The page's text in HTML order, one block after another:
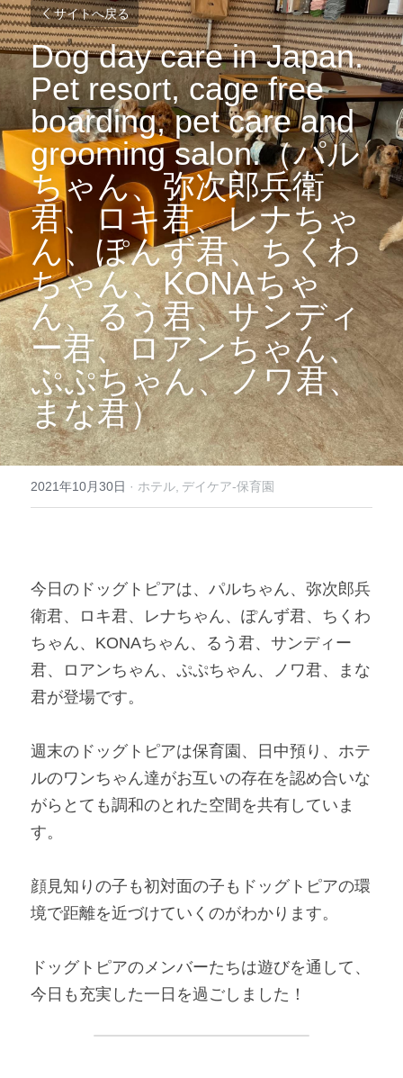
サイトへ戻る
Dog day care in Japan.
Pet resort, cage free
boarding, pet care and
grooming salon.（パル
ちゃん、弥次郎兵衛
君、ロキ君、レナちゃ
ん、ぽんず君、ちくわ
ちゃん、KONAちゃ
ん、るう君、サンディ
ー君、ロアンちゃん、
ぷぷちゃん、ノワ君、
まな君）
2021年10月30日 · ホテル, デイケア-保育園
今日のドッグトピアは、パルちゃん、弥次郎兵
衛君、ロキ君、レナちゃん、ぽんず君、ちくわ
ちゃん、KONAちゃん、るう君、サンディー
君、ロアンちゃん、ぷぷちゃん、ノワ君、まな
君が登場です。
週末のドッグトピアは保育園、日中預り、ホテ
ルのワンちゃん達がお互いの存在を認め合いな
がらとても調和のとれた空間を共有していま
す。
顔見知りの子も初対面の子もドッグトピアの環
境で距離を近づけていくのがわかります。
ドッグトピアのメンバーたちは遊びを通して、
今日も充実した一日を過ごしました！